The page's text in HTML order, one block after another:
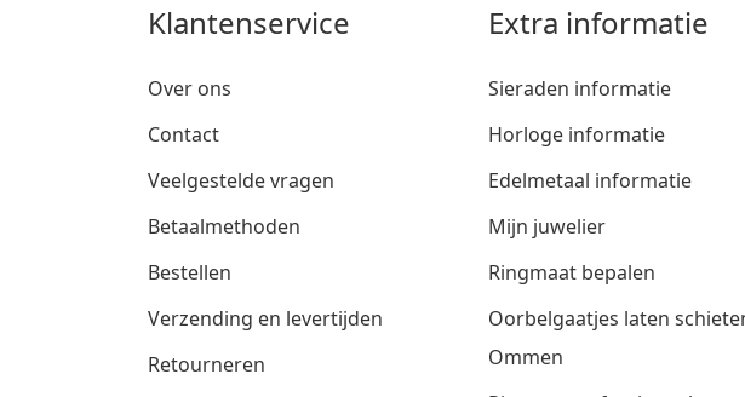
Klantenservice
Over ons
Contact
Veelgestelde vragen
Betaalmethoden
Bestellen
Verzending en levertijden
Retourneren
Extra informatie
Sieraden informatie
Horloge informatie
Edelmetaal informatie
Mijn juwelier
Ringmaat bepalen
Oorbelgaatjes laten
Ommen